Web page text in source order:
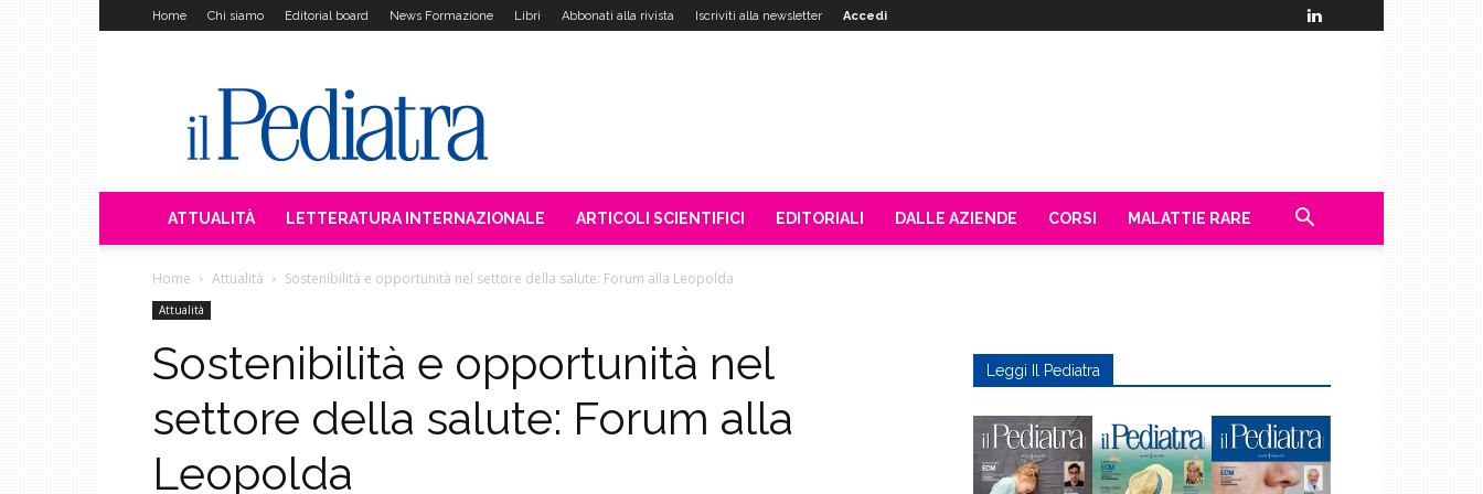
Home Chi siamo Editorial board News Formazione Libri Abbonati alla rivista Iscriviti alla newsletter Accedi
Pediatra
ATTUALITÀ LETTERATURA INTERNAZIONALE ARTICOLI SCIENTIFICI EDITORIALI DALLE AZIENDE CORSI MALATTIE RARE
Home Attualità Sostenibilità e opportunità nel settore della salute: Forum alla Leopolda
Attualità
Sostenibilità e opportunità nel
settore della salute: Forum alla
Leopolda
Leggi Il Pediatra